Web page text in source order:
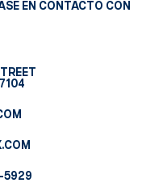
EN CONTACTO CON
5929